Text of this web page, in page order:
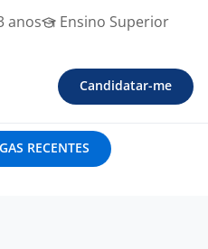
anos
Ensino Superior
Candidatar-me
RECENTES